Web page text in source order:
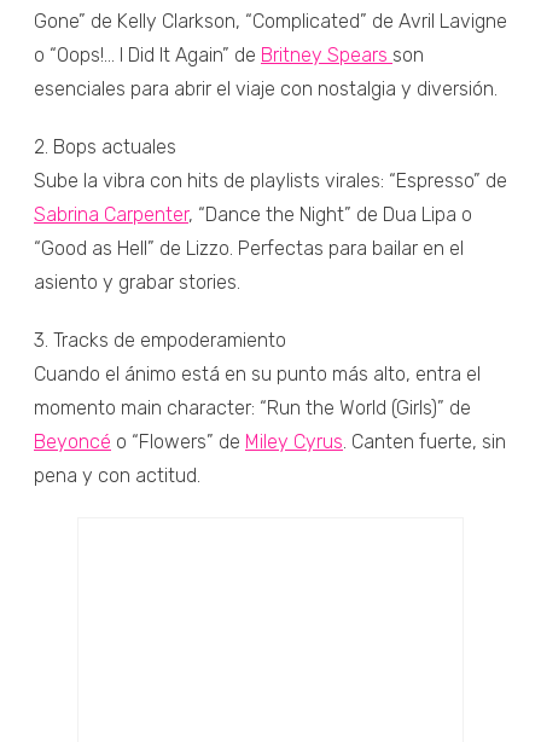
Gone” de Kelly Clarkson, “Complicated” de Avril Lavigne
o “Oops!... I Did It Again” de Britney Spears son
esenciales para abrir el viaje con nostalgia y diversión.
2. Bops actuales
Sube la vibra con hits de playlists virales: “Espresso” de
Sabrina Carpenter, “Dance the Night” de Dua Lipa o
“Good as Hell” de Lizzo. Perfectas para bailar en el
asiento y grabar stories.
3. Tracks de empoderamiento
Cuando el ánimo está en su punto más alto, entra el
momento main character: “Run the World (Girls)” de
Beyoncé o “Flowers” de Miley Cyrus . Canten fuerte, sin
pena y con actitud.